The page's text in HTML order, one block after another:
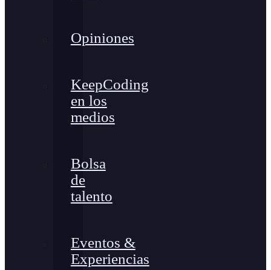
Opiniones
KeepCoding
en los
medios
Bolsa
de
talento
Eventos &
Experiencias